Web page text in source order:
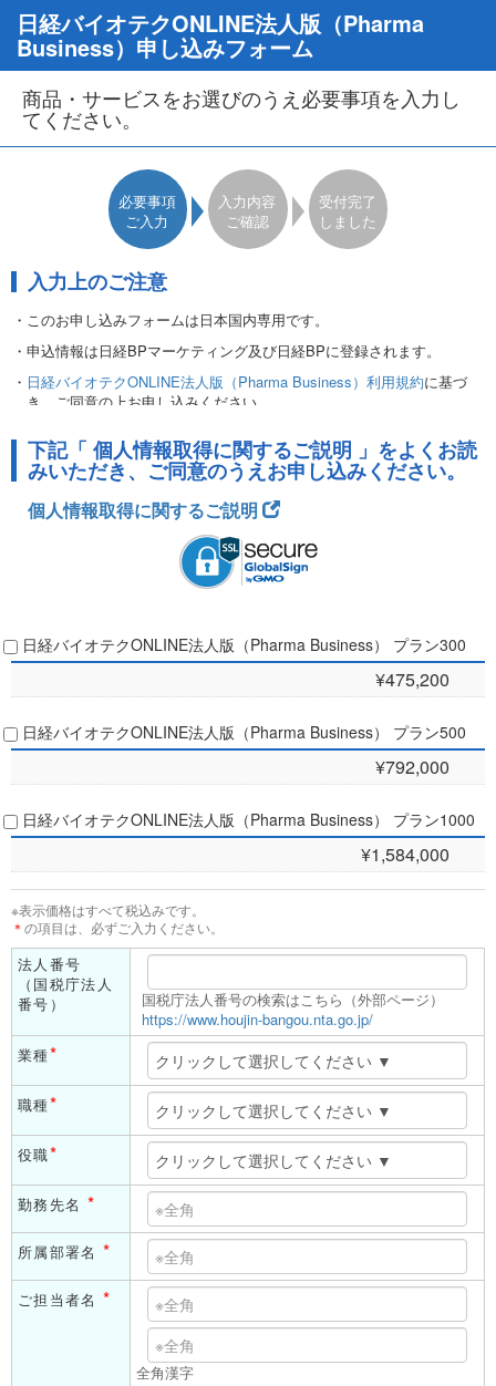
日経バイオテクONLINE法人版（Pharma
Business）申し込みフォーム
商品・サービスをお選びのうえ必要事項を入力し
てください。
必要事項
ご入力
入力内容
ご確認
受付完了
しました
入力上のご注意
・このお申し込みフォームは日本国内専用です。
・申込情報は日経BPマーケティング及び日経BPに登録されます。
・ 日経バイオテクONLINE法人版（Pharma Business）利用規約に基づ
き、ご同意の上お申し込みください。
額となります。
・同年度内の追加料金は発生せずご利用いただけます。前年度の記事閲
覧PV数に応じて、次年度ご利用金のお見積書を作成いたします。
・受付後5営業日以内に、営業担当者よりサービス開始に関するご連絡
・代金は、日経BPマーケティングから郵送するご請求書でお支払いく
・ご登録いただいた住所やEメールアドレスなどは、日経BPマーケティ
ングや日経BPからの事務連絡にも使わせていただきます。また、こ
れ以外に日経BPグループ会社から、各種ご案内（刊行物、展示会、
セミナー等）やアンケートのお願いを送付させていただく場合があり
・情報商品の性格上、お申し込み後の返品・キャンセルはお受けできま
下記「 個人情報取得に関するご説明 」をよくお読
みいただき、ご同意のうえお申し込みください。
個人情報取得に関するご説明
日経バイオテクONLINE法人版（Pharma Business） プラン300
¥475,200
日経バイオテクONLINE法人版（Pharma Business） プラン500
¥792,000
日経バイオテクONLINE法人版（Pharma Business） プラン1000
¥1,584,000
※表示価格はすべて税込みです。
＊の項目は、必ずご入力ください。
法人番号
（国税庁法人
番号）
国税庁法人番号の検索はこちら（外部ページ）
https://www.houjin-bangou.nta.go.jp/
業種*
職種*
役職*
勤務先名 *
所属部署名 *
ご担当者名 *
全角漢字